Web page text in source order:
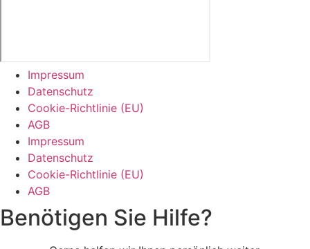
Impressum
Datenschutz
Cookie-Richtlinie (EU)
AGB
Impressum
Datenschutz
Cookie-Richtlinie (EU)
AGB
Benötigen Sie Hilfe?